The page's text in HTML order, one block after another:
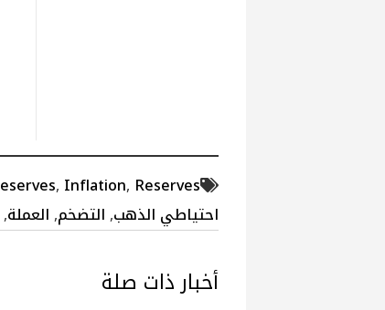
, Inflation, Reserves
احتياطي الذهب,التضخم,العملة,
أخبار ذات صلة